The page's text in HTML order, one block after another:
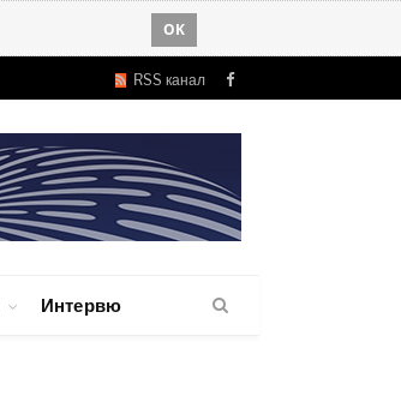
OK
RSS канал Facebook
Интервю